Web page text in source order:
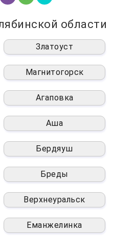
области
Златоуст
Магнитогорск
Агаповка
Аша
Бердяуш
Бреды
Верхнеуральск
Еманжелинка